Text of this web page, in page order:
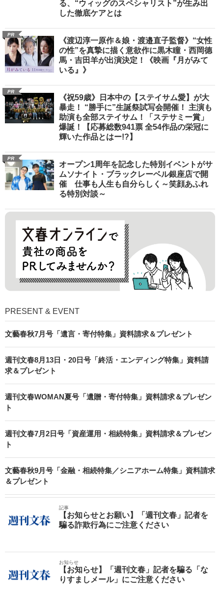
る、“ウィッグのスペシャリスト”が生み出
した徹底ケアとは
PR
《渡辺淳一原作＆娘・渡邉直子監督》“女性
の性”を真摯に描く意欲作に黒木瞳・西岡德
馬・吉田羊が出演決定！《映画『月がみて
いる』》
PR
《祝59歳》日本中の【ステイサム愛】が大
暴走！ “勝手に”生誕祭試写会開催！ 主演も
助演も全部ステイサム！「ステサミー賞」
爆誕！【応募総数941票 全54作品の栄冠に
輝いた作品とはー!?】
PR
オープン1周年を記念した特別イベントがサ
ムソナイト・ブラックレーベル銀座店で開
催 仕事も人生も自分らしく～笑顔あふれ
る特別対談～
PRESENT & EVENT
文藝春秋7月号「遺言・寄付特集」資料請求＆プレゼント
週刊文春8月13日・20日号「終活・エンディング特集」資料請
求＆プレゼント
週刊文春WOMAN夏号「遺贈・寄付特集」資料請求＆プレゼン
ト
週刊文春7月2日号「資産運用・相続特集」資料請求＆プレゼン
ト
文藝春秋9月号「金融・相続特集／シニアホーム特集」資料請求
＆プレゼント
記事
【お知らせとお願い】「週刊文春」記者を
騙る詐欺行為にご注意ください
お知らせ
【お知らせ】「週刊文春」記者を騙る「な
りすましメール」にご注意ください